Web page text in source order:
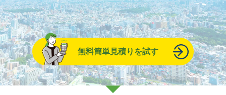
無料簡単見積りを試す